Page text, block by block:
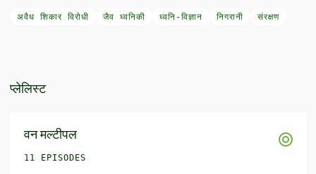
अवैध शिकार विरोधी जैव ध्वनिकी ध्वनि-विज्ञान निगरानी संरक्षण
प्लेलिस्ट
वन मल्टीपल
11 EPISODES